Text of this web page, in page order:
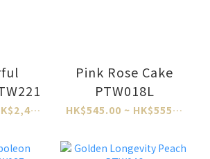
HK$438.00 ~ HK$2,484.00
Pink Rose Cake
PTW018L
HK$545.00 ~ HK$555.00